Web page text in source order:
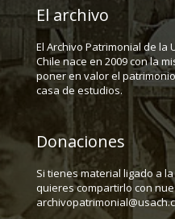
El archivo
El Archivo Patrimonial de la
Chile nace en 2009 con la
poner en valor el
casa de estudios.
Donaciones
Si tienes material ligado a
quieres compartirlo con